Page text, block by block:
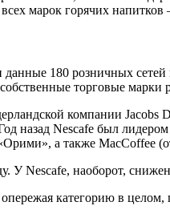
марок горячих
180 розничных
торговые марки
компании
назад Nescafe был
а также MacCoffee
Nescafe, наоборот,
категорию в